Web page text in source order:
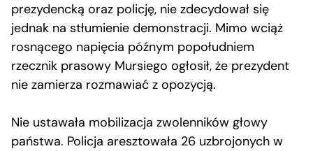
prezydencką oraz policję, nie zdecydował się
jednak na stłumienie demonstracji. Mimo wciąż
rosnącego napięcia późnym popołudniem
rzecznik prasowy Mursiego ogłosił, że prezydent
nie zamierza rozmawiać z opozycją.
Nie ustawała mobilizacja zwolenników głowy
państwa. Policja aresztowała 26 uzbrojonych w